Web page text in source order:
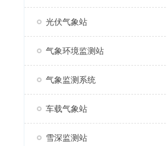
光伏气象站
气象环境监测站
气象监测系统
车载气象站
雪深监测站